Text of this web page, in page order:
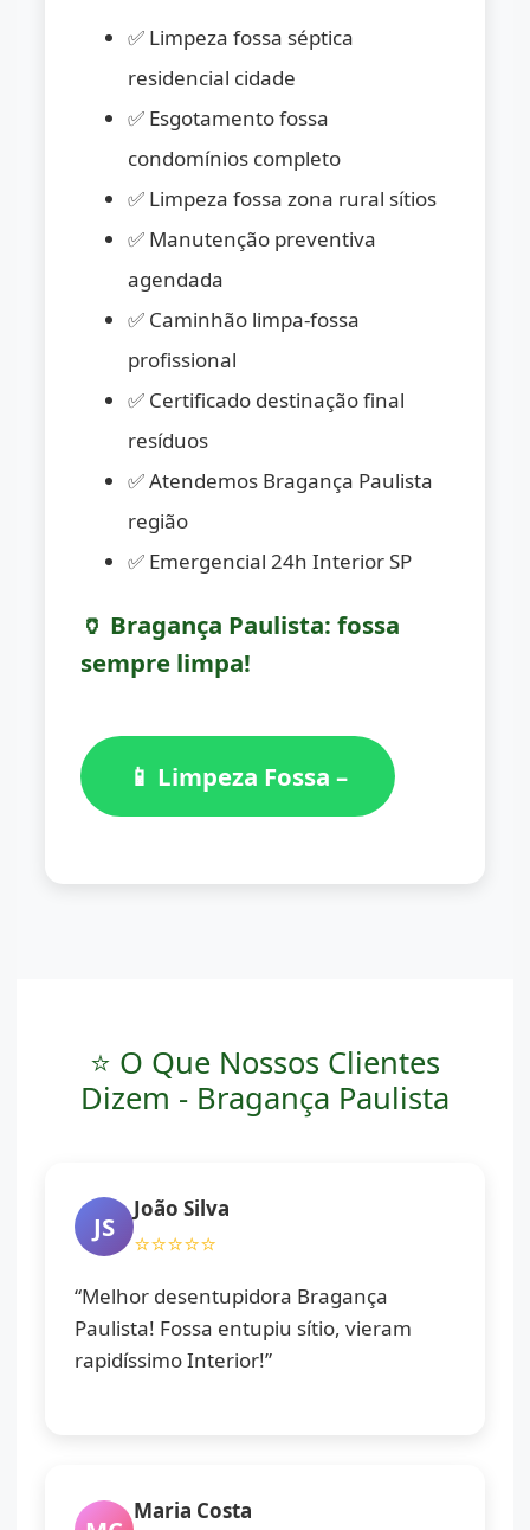
✅ Limpeza fossa séptica
residencial cidade
✅ Esgotamento fossa
condomínios completo
✅ Limpeza fossa zona rural sítios
✅ Manutenção preventiva
agendada
✅ Caminhão limpa-fossa
profissional
✅ Certificado destinação final
resíduos
✅ Atendemos Bragança Paulista
região
✅ Emergencial 24h Interior SP
🏺 Bragança Paulista: fossa
sempre limpa!
📱 Limpeza Fossa –
⭐ O Que Nossos Clientes
Dizem - Bragança Paulista
JS
João Silva
⭐⭐⭐⭐⭐
“Melhor desentupidora Bragança
Paulista! Fossa entupiu sítio, vieram
rapidíssimo Interior!”
Maria Costa